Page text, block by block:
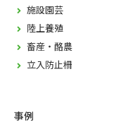
施設園芸
陸上養殖
畜産・酪農
立入防止柵
事例